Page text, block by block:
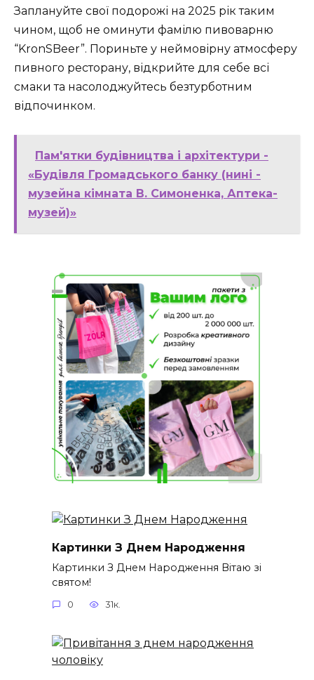
Заплануйте свої подорожі на 2025 рік таким
чином, щоб не оминути фамілю пивоварню
“KronSBeer”. Пориньте у неймовірну атмосферу
пивного ресторану, відкрийте для себе всі
смаки та насолоджуйтесь безтурботним
відпочинком.
Пам'ятки будівництва і архітектури -
«Будівля Громадського банку (нині -
музейна кімната В. Симоненка, Аптека-
музей)»
Картинки З Днем Народження
Картинки З Днем Народження Вітаю зі
святом!
0 31к.